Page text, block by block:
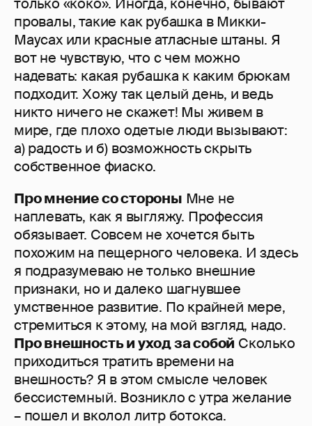
только «коко». Иногда, конечно, бывают
провалы, такие как рубашка в Микки-
Маусах или красные атласные штаны. Я
вот не чувствую, что с чем можно
надевать: какая рубашка к каким брюкам
подходит. Хожу так целый день, и ведь
никто ничего не скажет! Мы живем в
мире, где плохо одетые люди вызывают:
а) радость и б) возможность скрыть
собственное фиаско.
Про мнение со стороны Мне не
наплевать, как я выгляжу. Профессия
обязывает. Совсем не хочется быть
похожим на пещерного человека. И здесь
я подразумеваю не только внешние
признаки, но и далеко шагнувшее
умственное развитие. По крайней мере,
стремиться к этому, на мой взгляд, надо.
Про внешность и уход за собой Сколько
приходиться тратить времени на
внешность? Я в этом смысле человек
бессистемный. Возникло с утра желание
– пошел и вколол литр ботокса.